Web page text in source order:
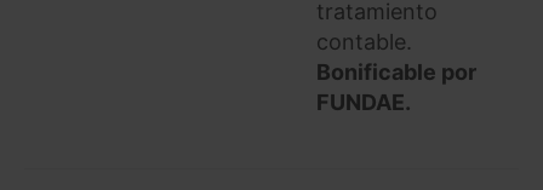
tratamiento
contable.
Bonificable por
FUNDAE.